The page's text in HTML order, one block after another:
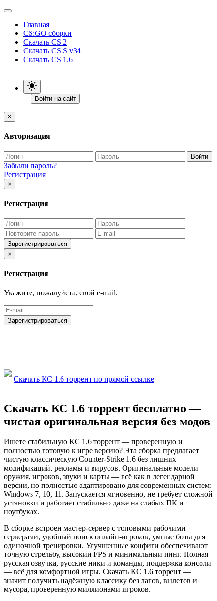
Главная
CS:GO сборки
Скачать CS 2
Скачать CS:S v34
Скачать CS 1.6
Войти на сайт
×
Авторизация
Войти
Забыли пароль?
Регистрация
×
Регистрация
Зарегистрироваться
×
Регистрация
Укажите, пожалуйста, свой e-mail.
Зарегистрироваться
Скачать КС 1.6 торрент по прямой ссылке
Скачать КС 1.6 торрент бесплатно —
чистая оригинальная версия без модов
Ищете стабильную КС 1.6 торрент — проверенную и
полностью готовую к игре версию? Эта сборка предлагает
чистую классическую Counter-Strike 1.6 без лишних
модификаций, рекламы и вирусов. Оригинальные модели
оружия, игроков, звуки и карты — всё как в легендарной
версии, но полностью адаптировано для современных систем:
Windows 7, 10, 11. Запускается мгновенно, не требует сложной
установки и работает стабильно даже на слабых ПК и
ноутбуках.
В сборке встроен мастер-сервер с топовыми рабочими
серверами, удобный поиск онлайн-игроков, умные боты для
одиночной тренировки. Улучшенные конфиги обеспечивают
точную стрельбу, высокий FPS и минимальный пинг. Полная
русская озвучка, русские ники и команды, поддержка консоли
— всё для комфортной игры. Скачать КС 1.6 торрент —
значит получить надёжную классику без лагов, вылетов и
мусора, проверенную миллионами игроков.